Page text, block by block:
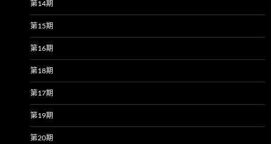
第14期
第15期
第16期
第18期
第17期
第19期
第20期